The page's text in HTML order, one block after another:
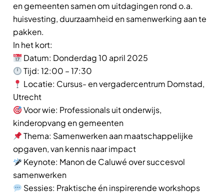
en gemeenten samen om uitdagingen rond o.a.
huisvesting, duurzaamheid en samenwerking aan te
pakken.
In het kort:
Datum: Donderdag 10 april 2025
Tijd: 12:00 – 17:30
Locatie: Cursus- en vergadercentrum Domstad,
Utrecht
Voor wie: Professionals uit onderwijs,
kinderopvang en gemeenten
Thema: Samenwerken aan maatschappelijke
opgaven, van kennis naar impact
Keynote: Manon de Caluwé over succesvol
samenwerken
Sessies: Praktische én inspirerende workshops